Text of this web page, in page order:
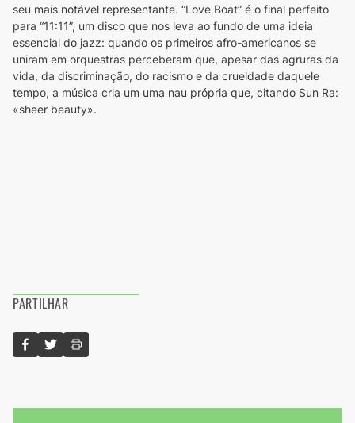
seu mais notável representante. “Love Boat” é o final perfeito
para “11:11”, um disco que nos leva ao fundo de uma ideia
essencial do jazz: quando os primeiros afro-americanos se
uniram em orquestras perceberam que, apesar das agruras da
vida, da discriminação, do racismo e da crueldade daquele
tempo, a música cria um uma nau própria que, citando Sun Ra:
«sheer beauty».
PARTILHAR